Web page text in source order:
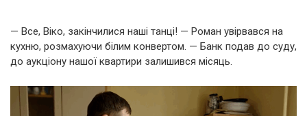
— Все, Віко, закінчилися наші танці! — Роман увірвався на
кухню, розмахуючи білим конвертом. — Банк подав до суду,
до аукціону нашої квартири залишився місяць.